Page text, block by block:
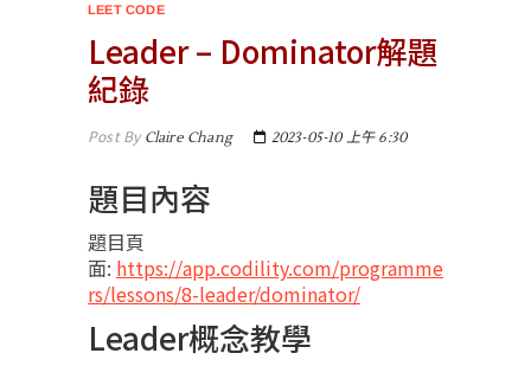
LEET CODE
Leader – Dominator解題
紀錄
Post ByClaire Chang 2023-05-10 上午 6:30
題目內容
題目頁
面: https://app.codility.com/programme
rs/lessons/8-leader/dominator/
Leader概念教學